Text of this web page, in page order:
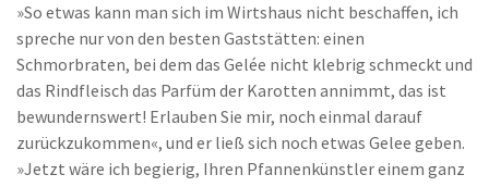
»So etwas kann man sich im Wirtshaus nicht beschaffen, ich
spreche nur von den besten Gaststätten: einen
Schmorbraten, bei dem das Gelée nicht klebrig schmeckt und
das Rindfleisch das Parfüm der Karotten annimmt, das ist
bewundernswert! Erlauben Sie mir, noch einmal darauf
zurückzukommen«, und er ließ sich noch etwas Gelee geben.
»Jetzt wäre ich begierig, Ihren Pfannenkünstler einem ganz